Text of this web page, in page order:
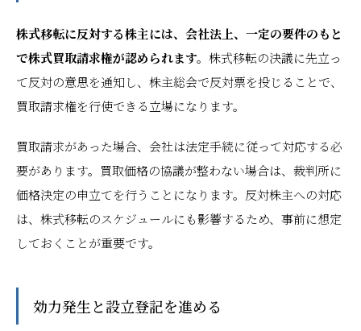
株式移転に反対する株主には、会社法上、一定の要件のもと
で株式買取請求権が認められます。 株式移転の決議に先立っ
て反対の意思を通知し、株主総会で反対票を投じることで、
買取請求権を行使できる立場になります。
買取請求があった場合、会社は法定手続に従って対応する必
要があります。買取価格の協議が整わない場合は、裁判所に
価格決定の申立てを行うことになります。反対株主への対応
は、株式移転のスケジュールにも影響するため、事前に想定
しておくことが重要です。
効力発生と設立登記を進める